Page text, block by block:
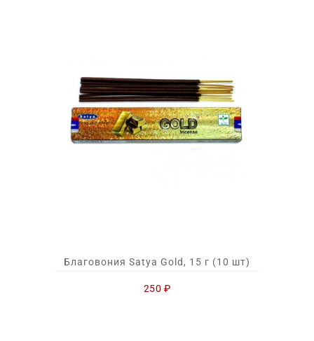
Благовония Satya Gold, 15 г (10 шт)
250 ₽